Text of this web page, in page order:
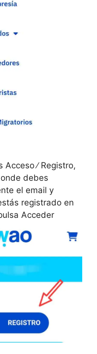
∕ Registro,
debes
el email y
registrado en
Acceder